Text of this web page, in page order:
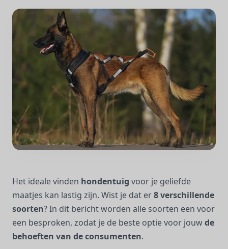
Het ideale vinden hondentuig voor je geliefde
maatjes kan lastig zijn. Wist je dat er8 verschillende
soorten? In dit bericht worden alle soorten een voor
een besproken, zodat je de beste optie voor jouwde
behoeften van de consumenten.